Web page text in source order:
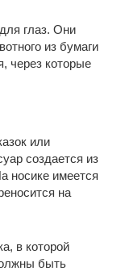
глаз. Они
из бумаги
через которые
или
создается из
носике имеется
на
в которой
быть